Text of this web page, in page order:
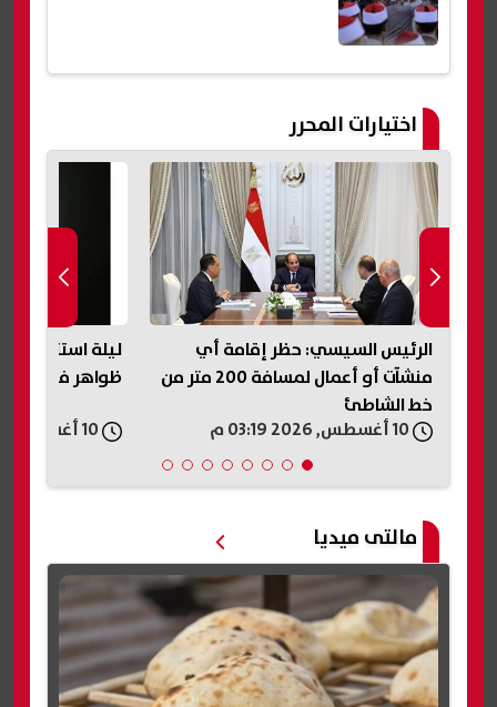
اختيارات المحرر
الرئيس السيسي: حظر إقامة أي
منشآت أو أعمال لمسافة 200 متر من
خط الشاطئ
ظواهر فلكية
مالتى ميديا